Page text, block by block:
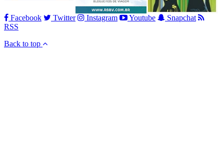
Facebook Twitter Instagram Youtube
Snapchat
RSS
Back to top